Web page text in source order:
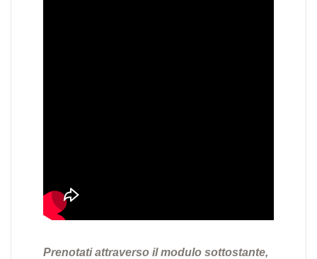
Prenotati attraverso il modulo sottostante,